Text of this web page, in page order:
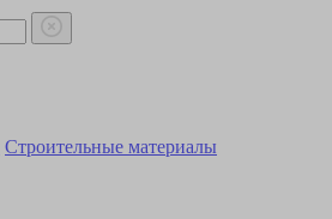
Строительные материалы